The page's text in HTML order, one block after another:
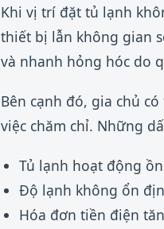
Khi vị trí đặt tủ lạnh
thiết bị lẫn không gian
và nhanh hỏng hóc do
Bên cạnh đó, gia chủ
việc chăm chỉ. Những
Tủ lạnh hoạt động
Độ lạnh không ổn
Hóa đơn tiền điện